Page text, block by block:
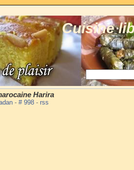
Cuisine
Harira
- # 998 - rss